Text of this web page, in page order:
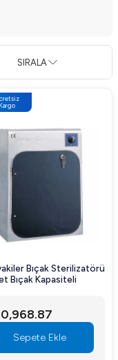
SIRALA
Kargo
Bıçak Sterilizatörü
Bıçak Kapasiteli
Sepete Ekle